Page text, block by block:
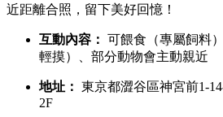
近距離合照， 留下美好回憶！
互動內容： 可餵食（專屬飼料）
輕摸）、 部分動物會主動親近
地址： 東京都澀谷區神宮前1-
2F